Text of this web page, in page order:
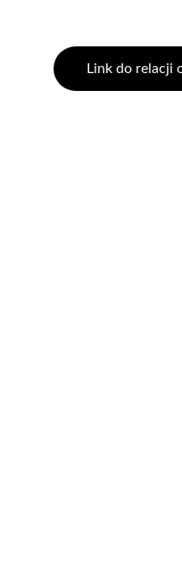
Link do relacji